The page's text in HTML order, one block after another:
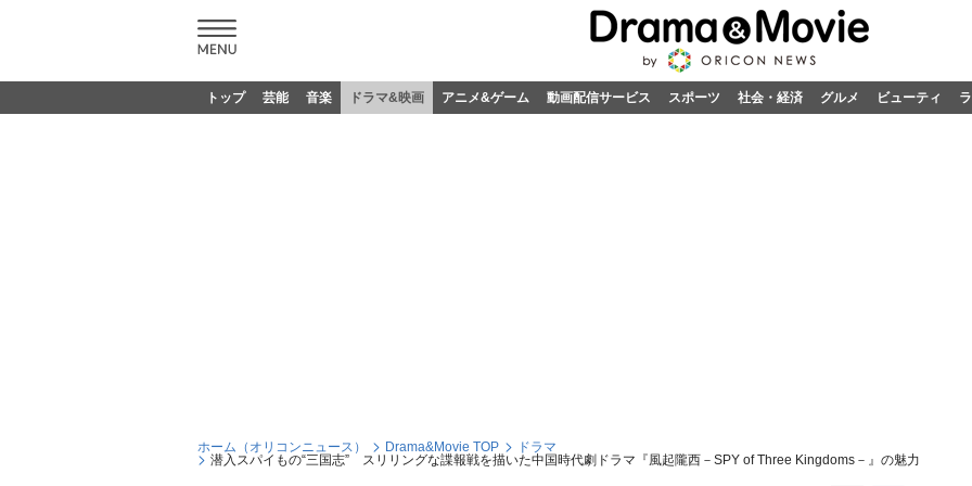
トップ 芸能 音楽 ドラマ&映画 アニメ&ゲーム 動画配信サービス スポーツ 社会・経済 グルメ ビューティ
ホーム（オリコンニュース） Drama&Movie TOP
ドラマ
潜入スパイもの“三国志” スリリングな諜報戦を描いた中国時代劇ドラマ『風起隴西－SPY of Three Kingdoms－』の魅力